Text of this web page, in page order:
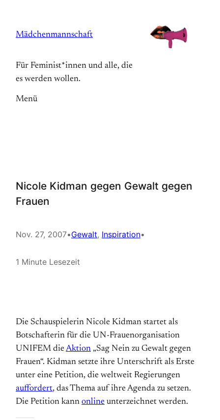
springen
Mädchenmannschaft
Für Feminist*innen und alle, die
es werden wollen.
Menü
Nicole Kidman gegen Gewalt gegen
Frauen
Nov. 27, 2007•Gewalt, Inspiration•
1 Minute Lesezeit
Die Schauspielerin Nicole Kidman startet als
Botschafterin für die UN-Frauenorganisation
UNIFEM dieAktion „Sag Nein zu Gewalt gegen
Frauen“. Kidman setzte ihre Unterschrift als Erste
unter eine Petition, die weltweit Regierungen
auffordert, das Thema auf ihre Agenda zu setzen.
Die Petition kann online unterzeichnet werden.